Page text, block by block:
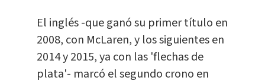
El inglés -que ganó su primer título en
2008, con McLaren, y los siguientes en
2014 y 2015, ya con las 'flechas de
plata'- marcó el segundo crono en